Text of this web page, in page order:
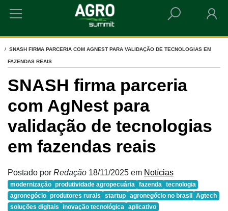
HOME
SNASH FIRMA PARCERIA COM AGNEST PARA VALIDAÇÃO DE TECNOLOGIAS EM
FAZENDAS REAIS
SNASH firma parceria
com AgNest para
validação de tecnologias
em fazendas reais
Postado por Redação 18/11/2025 em Notícias
modernização produtividade agropecuária fazenda tecnologia
agronegócio produtores rurais startup agronegócio no brasil
Agtech
soluções digitais inovação tecnológica aplicativo